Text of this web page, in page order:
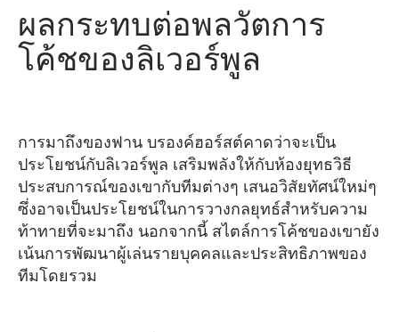
ผลกระทบต่อพลวัตการ
โค้ชของลิเวอร์พูล
การมาถึงของฟาน บรองค์ฮอร์สต์คาดว่าจะเป็น
ประโยชน์กับลิเวอร์พูล เสริมพลังให้กับห้องยุทธวิธี
ประสบการณ์ของเขากับทีมต่างๆ เสนอวิสัยทัศน์ใหม่ๆ
ซึ่งอาจเป็นประโยชน์ในการวางกลยุทธ์สำหรับความ
ท้าทายที่จะมาถึง นอกจากนี้ สไตล์การโค้ชของเขายัง
เน้นการพัฒนาผู้เล่นรายบุคคลและประสิทธิภาพของ
ทีมโดยรวม